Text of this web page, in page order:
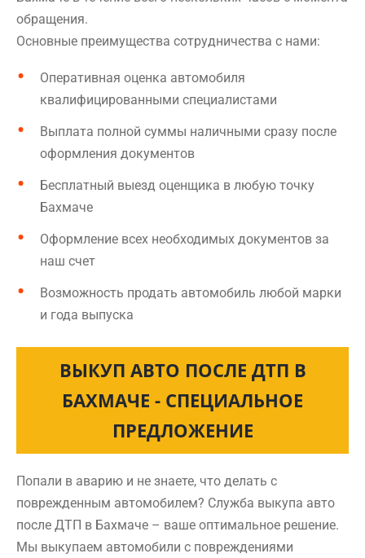
обращения.
Основные преимущества сотрудничества с нами:
Оперативная оценка автомобиля
квалифицированными специалистами
Выплата полной суммы наличными сразу после
оформления документов
Бесплатный выезд оценщика в любую точку
Бахмаче
Оформление всех необходимых документов за
наш счет
Возможность продать автомобиль любой марки
и года выпуска
ВЫКУП АВТО ПОСЛЕ ДТП В
БАХМАЧЕ - СПЕЦИАЛЬНОЕ
ПРЕДЛОЖЕНИЕ
Попали в аварию и не знаете, что делать с
поврежденным автомобилем? Служба выкупа авто
после ДТП в Бахмаче – ваше оптимальное решение.
Мы выкупаем автомобили с повреждениями